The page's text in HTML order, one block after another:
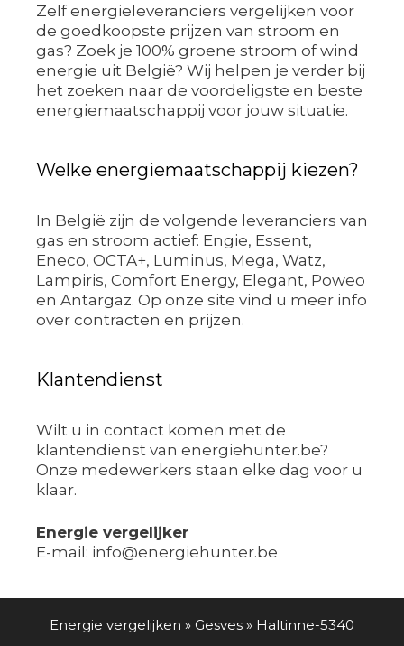
Zelf energieleveranciers vergelijken voor
de goedkoopste prijzen van stroom en
gas? Zoek je 100% groene stroom of wind
energie uit België? Wij helpen je verder bij
het zoeken naar de voordeligste en beste
energiemaatschappij voor jouw situatie.
Welke energiemaatschappij kiezen?
In België zijn de volgende leveranciers van
gas en stroom actief: Engie, Essent,
Eneco, OCTA+, Luminus, Mega, Watz,
Lampiris, Comfort Energy, Elegant, Poweo
en Antargaz. Op onze site vind u meer info
over contracten en prijzen.
Klantendienst
Wilt u in contact komen met de
klantendienst van energiehunter.be?
Onze medewerkers staan elke dag voor u
klaar.
Energie vergelijker
E-mail: info@energiehunter.be
Energie vergelijken » Gesves » Haltinne-5340